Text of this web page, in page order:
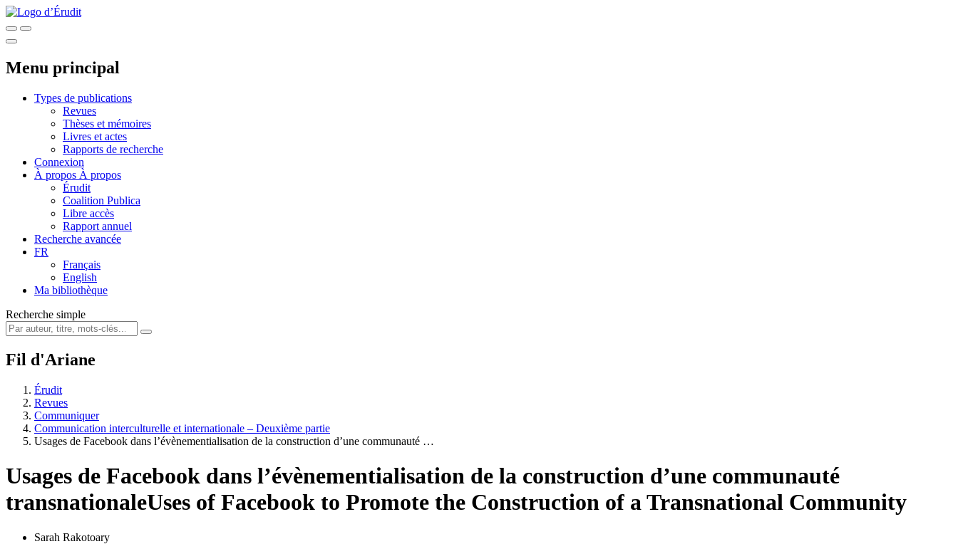
Menu principal
Types de publications
Revues
Thèses et mémoires
Livres et actes
Rapports de recherche
Connexion
À propos À propos
Érudit
Coalition Publica
Libre accès
Rapport annuel
Recherche avancée
FR
Français
English
Ma bibliothèque
Recherche simple
Fil d'Ariane
Érudit
Revues
Communiquer
Communication interculturelle et internationale – Deuxième partie
Usages de Facebook dans l’évènementialisation de la construction d’une communauté …
Usages de Facebook dans l’évènementialisation de la construction d’une communauté
transnationaleUses of Facebook to Promote the Construction of a Transnational Community
Sarah Rakotoary